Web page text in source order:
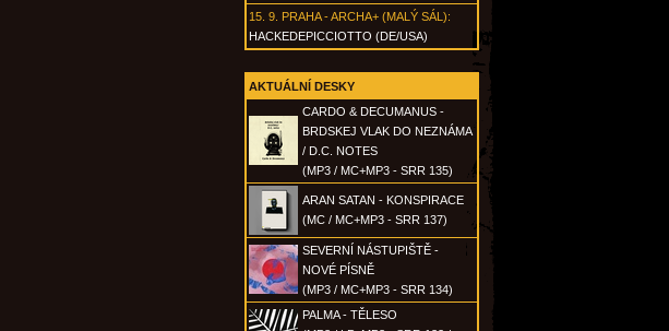
15. 9. PRAHA - ARCHA+ (MALÝ SÁL):
HACKEDEPICCIOTTO (DE/USA)
AKTUÁLNÍ DESKY
CARDO & DECUMANUS -
BRDSKEJ VLAK DO NEZNÁMA
/ D.C. NOTES
(MP3 / MC+MP3 - SRR 135)
ARAN SATAN - KONSPIRACE
(MC / MC+MP3 - SRR 137)
SEVERNÍ NÁSTUPIŠTĚ -
NOVÉ PÍSNĚ
(MP3 / MC+MP3 - SRR 134)
PALMA - TĚLESO